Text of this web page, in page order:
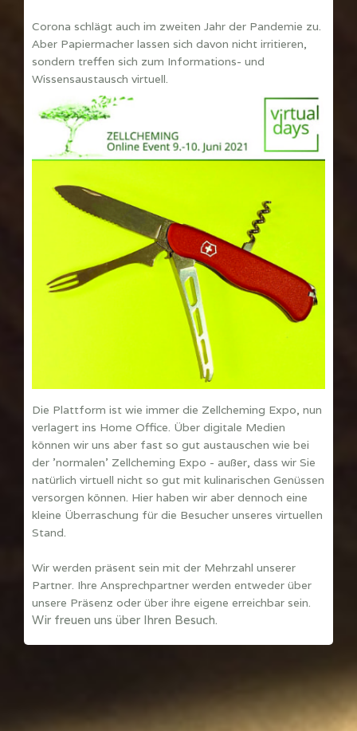
Corona schlägt auch im zweiten Jahr der Pandemie zu.
Aber Papiermacher lassen sich davon nicht irritieren,
sondern treffen sich zum Informations- und
Wissensaustausch virtuell.
Die Plattform ist wie immer die Zellcheming Expo, nun
verlagert ins Home Office. Über digitale Medien
können wir uns aber fast so gut austauschen wie bei
der 'normalen' Zellcheming Expo - außer, dass wir Sie
natürlich virtuell nicht so gut mit kulinarischen Genüssen
versorgen können. Hier haben wir aber dennoch eine
kleine Überraschung für die Besucher unseres virtuellen
Stand.
Wir werden präsent sein mit der Mehrzahl unserer
Partner. Ihre Ansprechpartner werden entweder über
unsere Präsenz oder über ihre eigene erreichbar sein.
Wir freuen uns über Ihren Besuch.